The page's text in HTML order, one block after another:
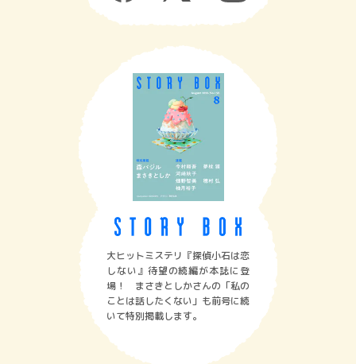
大ヒットミステリ『探偵小石は恋
しない』待望の続編が本誌に登
場！ まさきとしかさんの「私の
ことは話したくない」も前号に続
いて特別掲載します。